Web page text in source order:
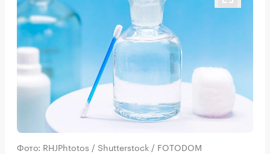
Фото: RHJPhtotos / Shutterstock / FOTODOM